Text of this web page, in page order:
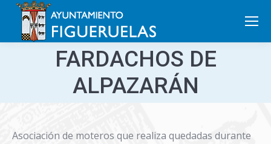
Search:
FARDACHOS DE
ALPAZARÁN
Asociación de moteros que realiza quedadas durante